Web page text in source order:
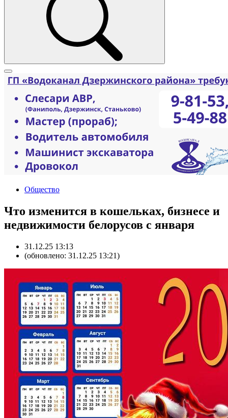
Общество
Что изменится в кошельках, бизнесе и
недвижимости белорусов с января
31.12.25 13:13
(обновлено: 31.12.25 13:21)